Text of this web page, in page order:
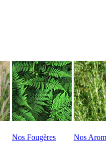
Nos Fougères Nos